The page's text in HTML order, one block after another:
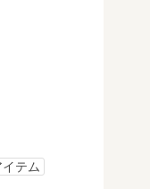
テム